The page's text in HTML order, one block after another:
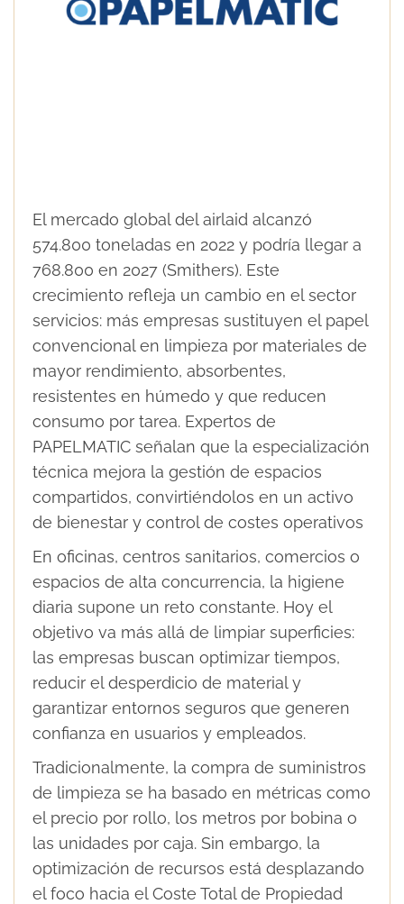
El mercado global del airlaid alcanzó
574.800 toneladas en 2022 y podría llegar a
768.800 en 2027 (Smithers). Este
crecimiento refleja un cambio en el sector
servicios: más empresas sustituyen el papel
convencional en limpieza por materiales de
mayor rendimiento, absorbentes,
resistentes en húmedo y que reducen
consumo por tarea. Expertos de
PAPELMATIC señalan que la especialización
técnica mejora la gestión de espacios
compartidos, convirtiéndolos en un activo
de bienestar y control de costes operativos
En oficinas, centros sanitarios, comercios o
espacios de alta concurrencia, la higiene
diaria supone un reto constante. Hoy el
objetivo va más allá de limpiar superficies:
las empresas buscan optimizar tiempos,
reducir el desperdicio de material y
garantizar entornos seguros que generen
confianza en usuarios y empleados.
Tradicionalmente, la compra de suministros
de limpieza se ha basado en métricas como
el precio por rollo, los metros por bobina o
las unidades por caja. Sin embargo, la
optimización de recursos está desplazando
el foco hacia el Coste Total de Propiedad